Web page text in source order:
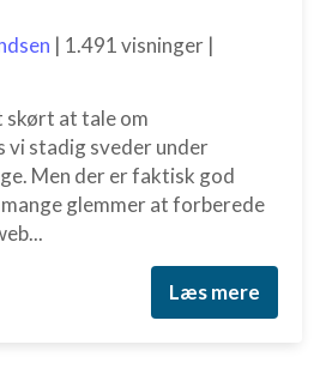
| 1.491 visninger |
skørt at tale om
vi stadig sveder under
Men der er faktisk god
glemmer at forberede
Læs mere